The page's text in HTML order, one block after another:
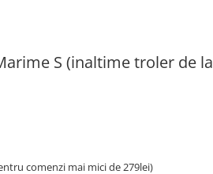
S (inaltime troler de
comenzi mai mici de 279lei)